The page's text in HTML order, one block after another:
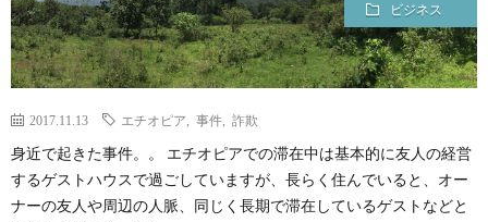
ビジネス
2017.11.13 エチオピア 事件 詐欺
身近で起きた事件。。 エチオピアでの滞在中は基本的に友人の経営
するゲストハウスで過ごしていますが、長らく住んでいると、オー
ナーの友人や周辺の人脈、同じく長期で滞在しているゲストなどと